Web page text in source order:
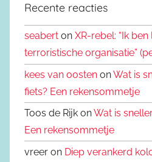
Recente reacties
seabert on XR-rebel: “Ik
terroristische organisatie”
kees van oosten onWat is
fiets? Een rekensommetje
Toos de Rijk onWat is
Een rekensommetje
vreer on Diep verankerd